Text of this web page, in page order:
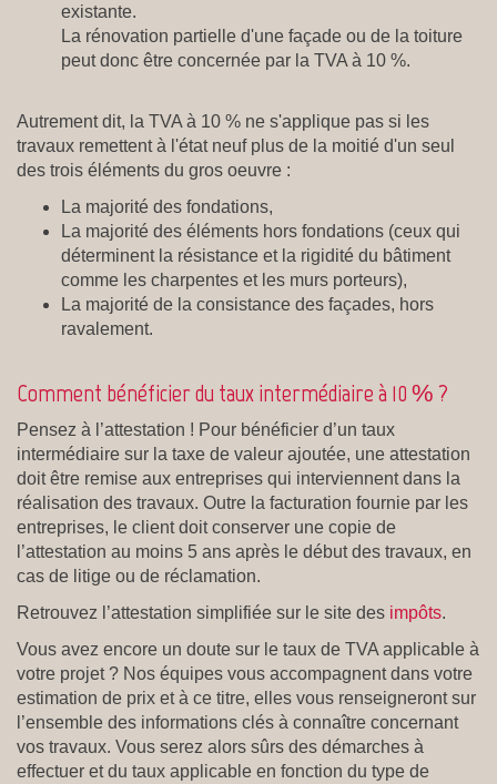
existante.
La rénovation partielle d'une façade ou de la toiture
peut donc être concernée par la TVA à 10 %.
Autrement dit, la TVA à 10 % ne s'applique pas si les
travaux remettent à l'état neuf plus de la moitié d'un seul
des trois éléments du gros oeuvre :
La majorité des fondations,
La majorité des éléments hors fondations (ceux qui
déterminent la résistance et la rigidité du bâtiment
comme les charpentes et les murs porteurs),
La majorité de la consistance des façades, hors
ravalement.
Comment bénéficier du taux intermédiaire à 10 % ?
Pensez à l’attestation ! Pour bénéficier d’un taux
intermédiaire sur la taxe de valeur ajoutée, une attestation
doit être remise aux entreprises qui interviennent dans la
réalisation des travaux. Outre la facturation fournie par les
entreprises, le client doit conserver une copie de
l’attestation au moins 5 ans après le début des travaux, en
cas de litige ou de réclamation.
Retrouvez l’attestation simplifiée sur le site des impôts.
Vous avez encore un doute sur le taux de TVA applicable à
votre projet ? Nos équipes vous accompagnent dans votre
estimation de prix et à ce titre, elles vous renseigneront sur
l’ensemble des informations clés à connaître concernant
vos travaux. Vous serez alors sûrs des démarches à
effectuer et du taux applicable en fonction du type de